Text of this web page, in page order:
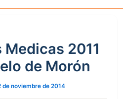
2011
de Morón
de noviembre de 2014